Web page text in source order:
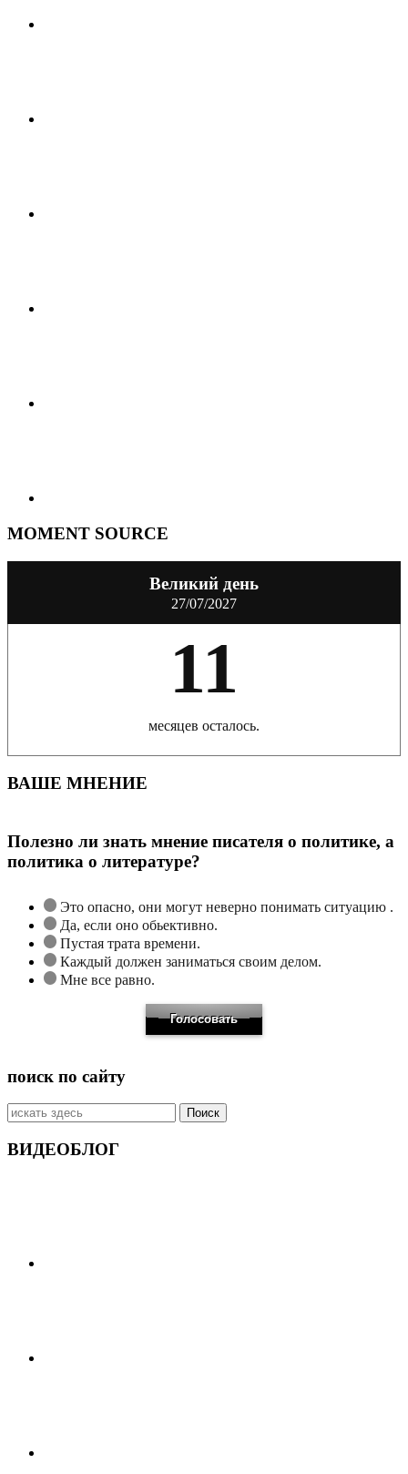
MOMENT SOURCE
Великий день
27/07/2027
11
месяцев осталось.
ВАШЕ МНЕНИЕ
Полезно ли знать мнение писателя о политике, а
политика о литературе?
Это опасно, они могут неверно понимать ситуацию .
Да, если оно обьективно.
Пустая трата времени.
Каждый должен заниматься своим делом.
Мне все равно.
поиск по сайту
Искать:
ВИДЕОБЛОГ